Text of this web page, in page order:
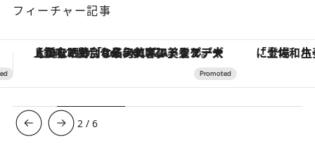
フィーチャー記事
「土佐和ハーブかき氷」がOMO7高知に登場！生姜、山椒、大葉など目にも舌にも涼を呼ぶ郷土の味 【夏限定ディナーコース】旬を
3 /6